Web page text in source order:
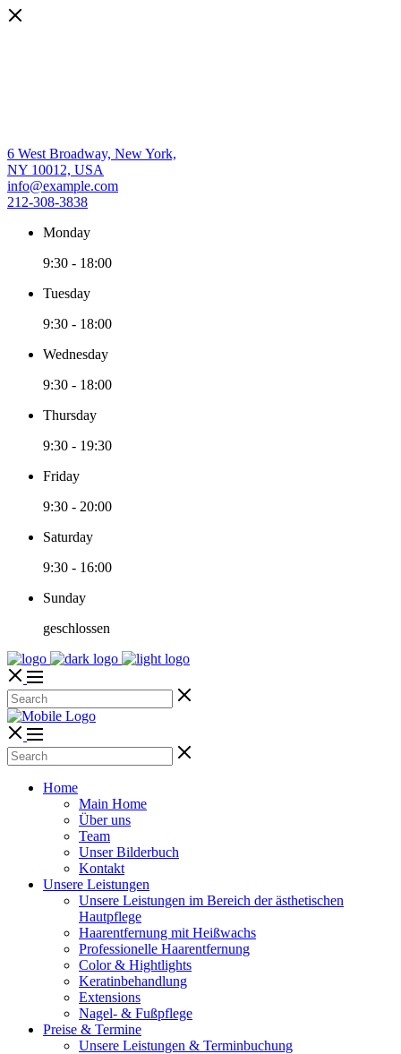
6 West Broadway, New York,
NY 10012, USA
info@example.com
212-308-3838
Monday
9:30 - 18:00
Tuesday
9:30 - 18:00
Wednesday
9:30 - 18:00
Thursday
9:30 - 19:30
Friday
9:30 - 20:00
Saturday
9:30 - 16:00
Sunday
geschlossen
Home
Main Home
Über uns
Team
Unser Bilderbuch
Kontakt
Unsere Leistungen
Unsere Leistungen im Bereich der ästhetischen
Hautpflege
Haarentfernung mit Heißwachs
Professionelle Haarentfernung
Color & Hightlights
Keratinbehandlung
Extensions
Nagel- & Fußpflege
Preise & Termine
Unsere Leistungen & Terminbuchung